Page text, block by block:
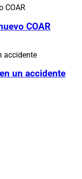
COAR
un accidente